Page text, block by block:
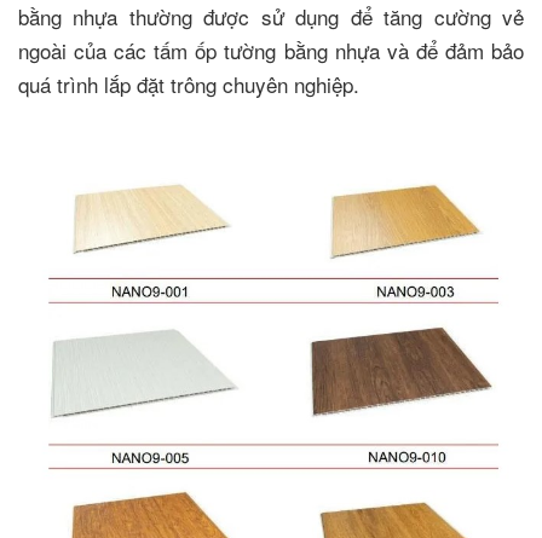
bằng nhựa thường được sử dụng để tăng cường vẻ
ngoài của các tấm ốp tường bằng nhựa và để đảm bảo
quá trình lắp đặt trông chuyên nghiệp.